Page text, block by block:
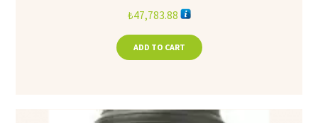
₺47,783.88
ADD TO CART